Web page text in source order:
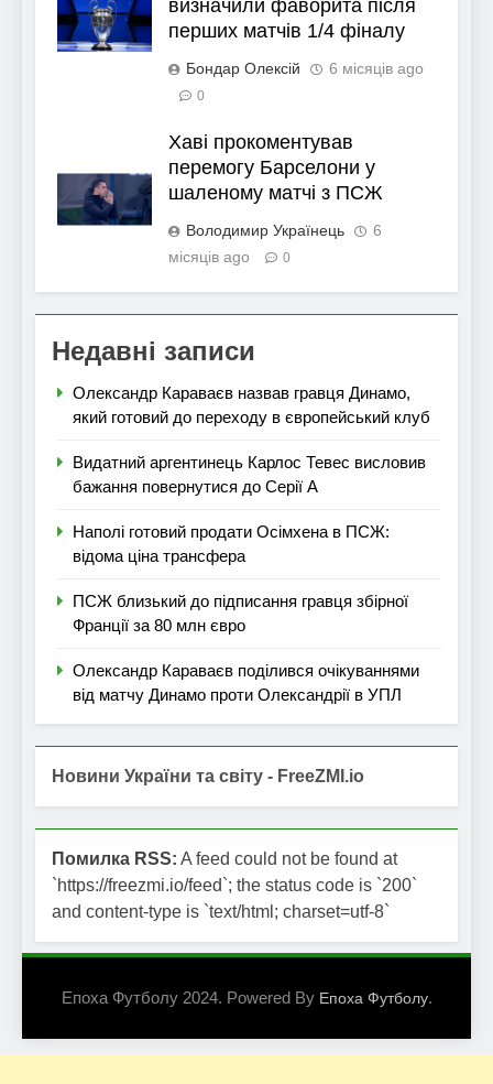
визначили фаворита після
перших матчів 1/4 фіналу
Бондар Олексій 6 місяців ago
0
Хаві прокоментував
перемогу Барселони у
шаленому матчі з ПСЖ
Володимир Українець
6
місяців ago
0
Недавні записи
Олександр Караваєв назвав гравця Динамо,
який готовий до переходу в європейський клуб
Видатний аргентинець Карлос Тевес висловив
бажання повернутися до Серії А
Наполі готовий продати Осімхена в ПСЖ:
відома ціна трансфера
ПСЖ близький до підписання гравця збірної
Франції за 80 млн євро
Олександр Караваєв поділився очікуваннями
від матчу Динамо проти Олександрії в УПЛ
Новини України та світу - FreeZMI.io
Помилка RSS: A feed could not be found at
`https://freezmi.io/feed`; the status code is `200`
and content-type is `text/html; charset=utf-8`
Епоха Футболу 2024. Powered By Епоха Футболу.